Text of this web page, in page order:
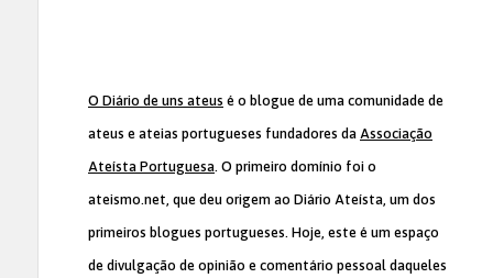
O Diário de uns ateus é o blogue de uma comunidade de
ateus e ateias portugueses fundadores da Associação
Ateísta Portuguesa. O primeiro domínio foi o
ateismo.net, que deu origem ao Diário Ateísta, um dos
primeiros blogues portugueses. Hoje, este é um espaço
de divulgação de opinião e comentário pessoal daqueles